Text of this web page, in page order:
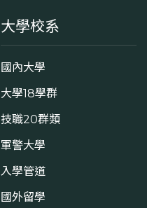
大學校系
國內大學
大學18學群
技職20群類
軍警大學
入學管道
國外留學